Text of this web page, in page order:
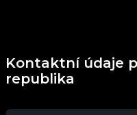
Kontaktní údaje
republika